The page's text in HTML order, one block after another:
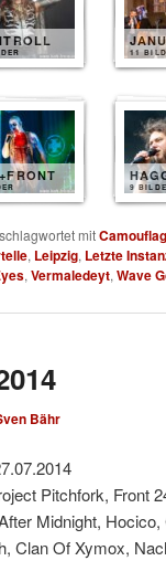
11
9
mit
, Leipzig, Letzte
, Vermaledeyt, Wave
Bähr
Pitchfork, Front
Midnight,
Clan Of Xymox,